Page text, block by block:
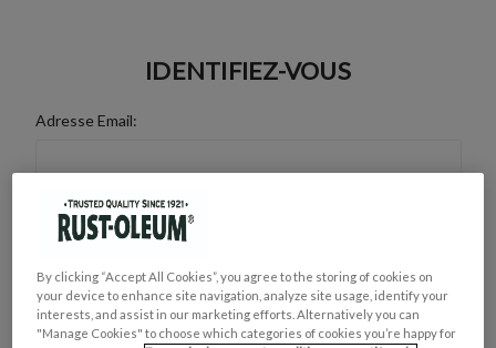
IDENTIFIEZ-VOUS
Adresse Email:
Mot de Passe :
By clicking “Accept All Cookies”, you agree to the storing of cookies on
your device to enhance site navigation, analyze site usage, identify your
interests, and assist in our marketing efforts. Alternatively you can
"Manage Cookies" to choose which categories of cookies you’re happy for